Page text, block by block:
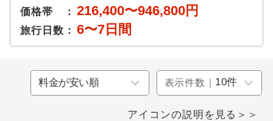
価格帯 ： 216,400〜946,800円
旅行日数： 6〜7日間
表示件数｜
アイコンの説明を見る＞＞